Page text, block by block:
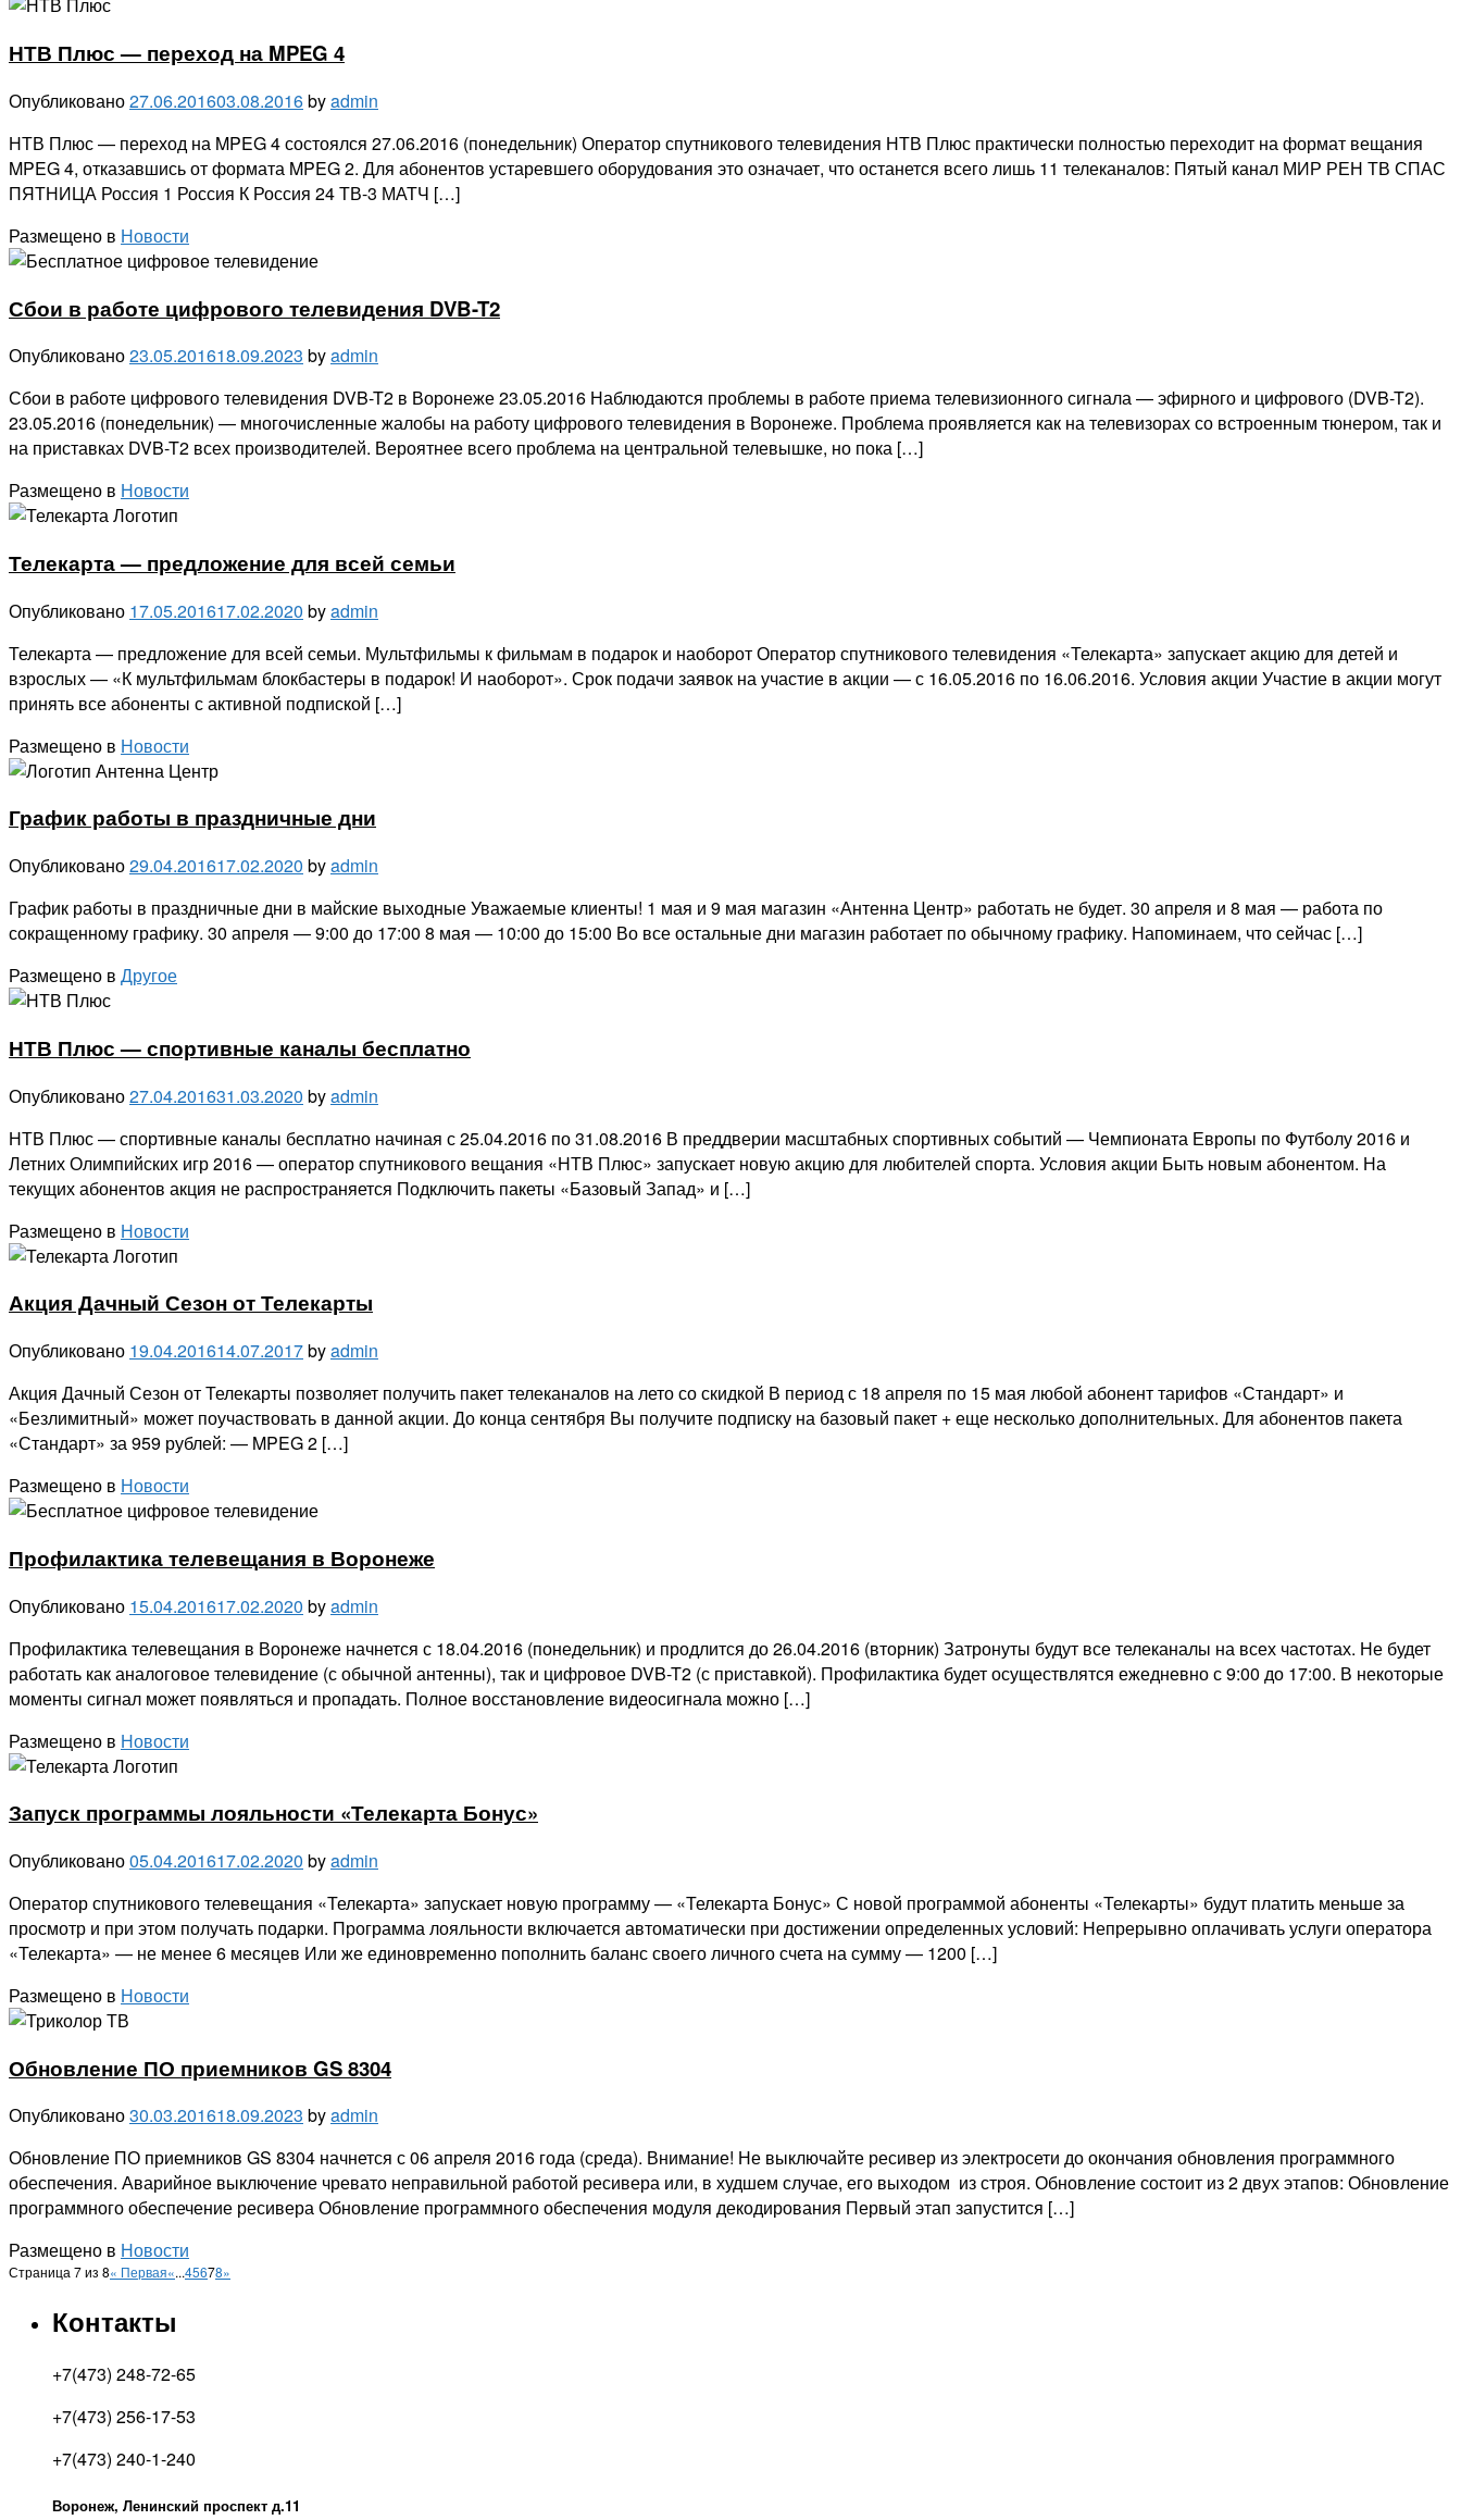
НТВ Плюс — переход на MPEG 4
Опубликовано27.06.201603.08.2016byadmin
НТВ Плюс — переход на MPEG 4 состоялся 27.06.2016 (понедельник) Оператор спутникового телевидения НТВ Плюс практически полностью переходит на формат вещания
MPEG 4, отказавшись от формата MPEG 2. Для абонентов устаревшего оборудования это означает, что останется всего лишь 11 телеканалов: Пятый канал МИР РЕН ТВ СПАС
ПЯТНИЦА Россия 1 Россия К Россия 24 ТВ-3 МАТЧ […]
Размещено в Новости
Сбои в работе цифрового телевидения DVB-T2
Опубликовано23.05.201618.09.2023 byadmin
Сбои в работе цифрового телевидения DVB-T2 в Воронеже 23.05.2016 Наблюдаются проблемы в работе приема телевизионного сигнала — эфирного и цифрового (DVB-T2).
23.05.2016 (понедельник) — многочисленные жалобы на работу цифрового телевидения в Воронеже. Проблема проявляется как на телевизорах со встроенным тюнером, так и
на приставках DVB-T2 всех производителей. Вероятнее всего проблема на центральной телевышке, но пока […]
Размещено в Новости
Телекарта — предложение для всей семьи
Опубликовано 17.05.201617.02.2020 byadmin
Телекарта — предложение для всей семьи. Мультфильмы к фильмам в подарок и наоборот Оператор спутникового телевидения «Телекарта» запускает акцию для детей и
взрослых — «К мультфильмам блокбастеры в подарок! И наоборот». Срок подачи заявок на участие в акции — с 16.05.2016 по 16.06.2016. Условия акции Участие в акции могут
принять все абоненты с активной подпиской […]
Размещено в Новости
График работы в праздничные дни
Опубликовано29.04.201617.02.2020 byadmin
График работы в праздничные дни в майские выходные Уважаемые клиенты! 1 мая и 9 мая магазин «Антенна Центр» работать не будет. 30 апреля и 8 мая — работа по
сокращенному графику. 30 апреля — 9:00 до 17:00 8 мая — 10:00 до 15:00 Во все остальные дни магазин работает по обычному графику. Напоминаем, что сейчас […]
Размещено в Другое
НТВ Плюс — спортивные каналы бесплатно
Опубликовано27.04.201631.03.2020 byadmin
НТВ Плюс — спортивные каналы бесплатно начиная с 25.04.2016 по 31.08.2016 В преддверии масштабных спортивных событий — Чемпионата Европы по Футболу 2016 и
Летних Олимпийских игр 2016 — оператор спутникового вещания «НТВ Плюс» запускает новую акцию для любителей спорта. Условия акции Быть новым абонентом. На
текущих абонентов акция не распространяется Подключить пакеты «Базовый Запад» и […]
Размещено в Новости
Акция Дачный Сезон от Телекарты
Опубликовано 19.04.201614.07.2017byadmin
Акция Дачный Сезон от Телекарты позволяет получить пакет телеканалов на лето со скидкой В период с 18 апреля по 15 мая любой абонент тарифов «Стандарт» и
«Безлимитный» может поучаствовать в данной акции. До конца сентября Вы получите подписку на базовый пакет + еще несколько дополнительных. Для абонентов пакета
«Стандарт» за 959 рублей: — MPEG 2 […]
Размещено в Новости
Профилактика телевещания в Воронеже
Опубликовано 15.04.201617.02.2020 byadmin
Профилактика телевещания в Воронеже начнется с 18.04.2016 (понедельник) и продлится до 26.04.2016 (вторник) Затронуты будут все телеканалы на всех частотах. Не будет
работать как аналоговое телевидение (с обычной антенны), так и цифровое DVB-T2 (с приставкой). Профилактика будет осуществлятся ежедневно с 9:00 до 17:00. В некоторые
моменты сигнал может появляться и пропадать. Полное восстановление видеосигнала можно […]
Размещено в Новости
Запуск программы лояльности «Телекарта Бонус»
Опубликовано05.04.201617.02.2020 byadmin
Оператор спутникового телевещания «Телекарта» запускает новую программу — «Телекарта Бонус» С новой программой абоненты «Телекарты» будут платить меньше за
просмотр и при этом получать подарки. Программа лояльности включается автоматически при достижении определенных условий: Непрерывно оплачивать услуги оператора
«Телекарта» — не менее 6 месяцев Или же единовременно пополнить баланс своего личного счета на сумму — 1200 […]
Размещено в Новости
Обновление ПО приемников GS 8304
Опубликовано30.03.201618.09.2023 byadmin
Обновление ПО приемников GS 8304 начнется с 06 апреля 2016 года (среда). Внимание! Не выключайте ресивер из электросети до окончания обновления программного
обеспечения. Аварийное выключение чревато неправильной работой ресивера или, в худшем случае, его выходом из строя. Обновление состоит из 2 двух этапов: Обновление
программного обеспечение ресивера Обновление программного обеспечения модуля декодирования Первый этап запустится […]
Размещено в Новости
Навигация
по
Страница 7 из 8« Первая«...45678»
Контакты
+7(473) 248-72-65
+7(473) 256-17-53
+7(473) 240-1-240
Воронеж, Ленинский проспект д.11